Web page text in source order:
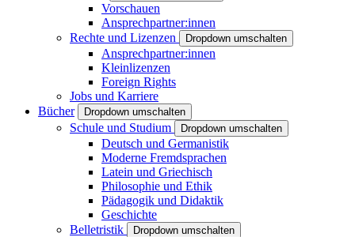
Vorschauen
Ansprechpartner:innen
Rechte und Lizenzen
Dropdown umschalten
Ansprechpartner:innen
Kleinlizenzen
Foreign Rights
Jobs und Karriere
Bücher
Dropdown umschalten
Schule und Studium Dropdown umschalten
Deutsch und Germanistik
Moderne Fremdsprachen
Latein und Griechisch
Philosophie und Ethik
Pädagogik und Didaktik
Geschichte
Belletristik
Dropdown umschalten